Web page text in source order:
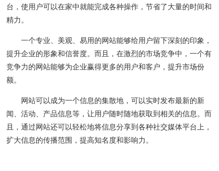
台，使用户可以在家中就能完成各种操作，节省了大量的时间和
精力。
一个专业、美观、易用的网站能够给用户留下深刻的印象，
提升企业的形象和信誉度。而且，在激烈的市场竞争中，一个有
竞争力的网站能够为企业赢得更多的用户和客户，提升市场份
额。
网站可以成为一个信息的集散地，可以实时发布最新的新
闻、活动、产品信息等，让用户随时随地获取到相关的信息。而
且，通过网站还可以轻松地将信息分享到各种社交媒体平台上，
扩大信息的传播范围，提高知名度和影响力。